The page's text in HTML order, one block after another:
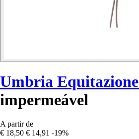
Umbria Equitazione
impermeável
A partir de
€ 18,50 € 14,91 -19%